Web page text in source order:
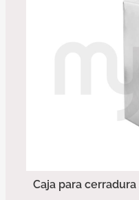
Caja para